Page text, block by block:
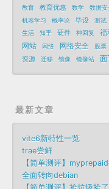
教育
教育优惠 数学 数据安
机器学习
概率论 毕设 测试
生活
知乎 硬件 神回复 福
网站 网络 网络安全 股票
资源 迁移 镜像 镜像站
最新文章
vite6新特性一览
trae尝鲜
【简单测评】
全面转向debian